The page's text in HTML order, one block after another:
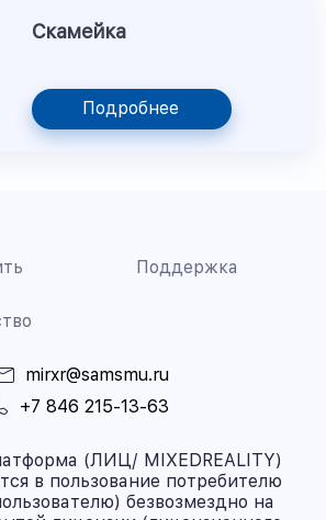
Скамейка
Подробнее
Поддержка
mirxr@samsmu.ru
+7 846 215-13-63
(ЛИЦ/ MIXEDREALITY)
в пользование потребителю
безвозмездно на